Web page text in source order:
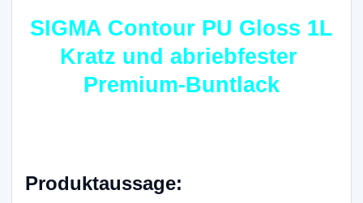
SIGMA Contour PU Gloss 1L
Kratz und abriebfester
Premium-Buntlack
Produktaussage: